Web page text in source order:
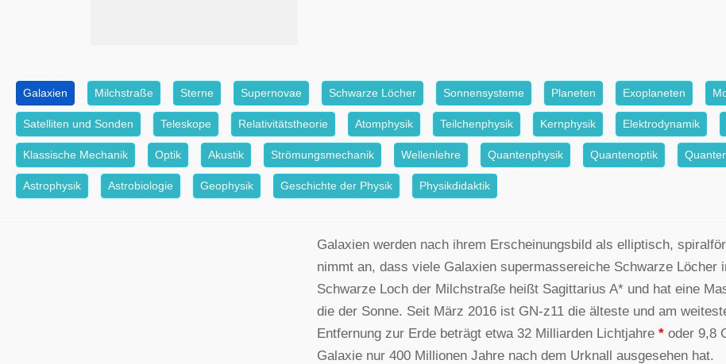
Galaxien Milchstraße Sterne Supernovae Schwarze Löcher Sonnensysteme Planeten Exoplaneten
Satelliten und Sonden Teleskope Relativitätstheorie Atomphysik Teilchenphysik Kernphysik Elektrodynamik
Klassische Mechanik Optik Akustik Strömungsmechanik Wellenlehre Quantenphysik Quantenoptik
Astrophysik Astrobiologie Geophysik Geschichte der Physik Physikdidaktik
Galaxien werden nach ihrem Erscheinungsbild als elliptisch,
nimmt an, dass viele Galaxien supermassereiche Schwarze Löcher
Schwarze Loch der Milchstraße heißt Sagittarius A* und hat eine
die der Sonne. Seit März 2016 ist GN-z11 die älteste und am
Entfernung zur Erde beträgt etwa 32 Milliarden Lichtjahre * oder 9,8
Galaxie nur 400 Millionen Jahre nach dem Urknall ausgesehen hat.